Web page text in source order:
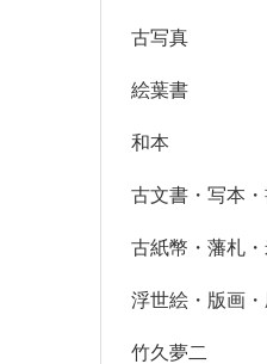
古写真
絵葉書
和本
古文書・写本
古紙幣・藩札
浮世絵・版画
竹久夢二